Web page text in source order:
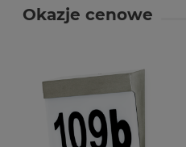
Okazje cenowe